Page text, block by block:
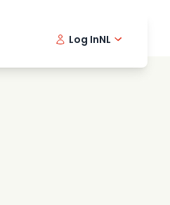
Log InNL